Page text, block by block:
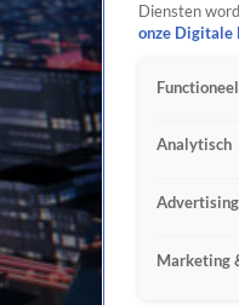
Diensten
onze Digitale
Analytisch
Marketing